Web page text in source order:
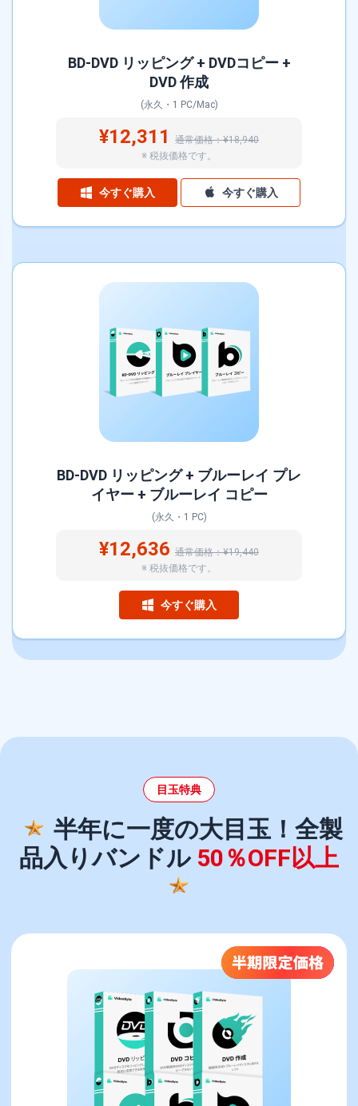
BD-DVD リッピング + DVDコピー +
DVD 作成
(永久・1 PC/Mac)
¥12,311
通常価格：¥18,940
※ 税抜価格です。
今すぐ購入 今すぐ購入
BD-DVD リッピング + ブルーレイ プレ
イヤー + ブルーレイ コピー
(永久・1 PC)
¥12,636 通常価格：¥19,440
※ 税抜価格です。
今すぐ購入
目玉特典
半年に一度の大目玉！全製
品入りバンドル 50％OFF以上